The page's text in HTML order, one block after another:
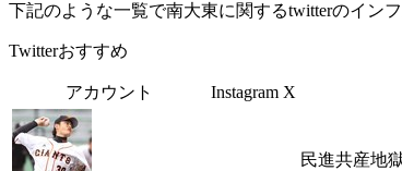
下記のような一覧で南大東に関するtwitterのイン
Twitterおすすめ
アカウント Instagram X
民進共産地